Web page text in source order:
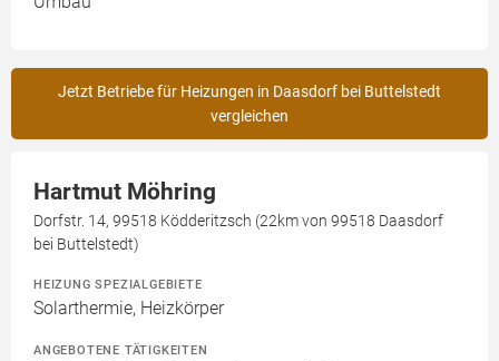
Jetzt Betriebe für Heizungen in Daasdorf bei Buttelstedt
vergleichen
Hartmut Möhring
Dorfstr. 14, 99518 Ködderitzsch (22km von 99518 Daasdorf
bei Buttelstedt)
HEIZUNG SPEZIALGEBIETE
Solarthermie, Heizkörper
ANGEBOTENE TÄTIGKEITEN